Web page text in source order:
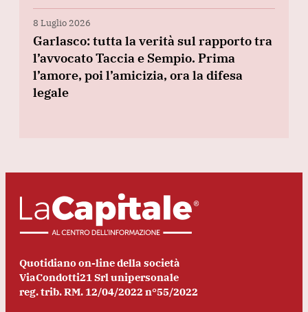
8 Luglio 2026
Garlasco: tutta la verità sul rapporto tra
l’avvocato Taccia e Sempio. Prima
l’amore, poi l’amicizia, ora la difesa
legale
Quotidiano on-line della società
ViaCondotti21 Srl unipersonale
reg. trib. RM. 12/04/2022 n°55/2022